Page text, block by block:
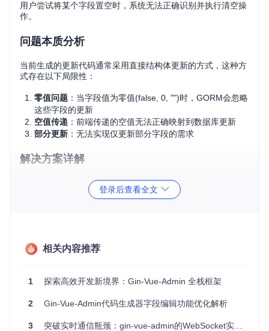
用户尝试将某个字段置空时，系统无法正确识别并执行清空操
作。
问题本质分析
当前生成的更新代码通常采用直接结构体更新的方式，这种方
式存在以下局限性：
零值问题 ：当字段值为零值(false, 0, "")时，GORM会忽略
这些字段的更新
空值传递 ：前端传递的空值无法正确映射到数据库更新
部分更新 ：无法实现仅更新部分字段的需求
解决方案详解
针对上述问题，推荐采用map结构进行数据更新，这种方式的
mapData := make ( map [ string
// 条件式添加更新字段
dealerClient.Username != nil {
    mapData[
"username"
] = dealerClient.Username
登录后查看全文
相关内容推荐
1 探索高效开发新境界：Gin-Vue-Admin 全栈框架
2 Gin-Vue-Admin代码生成器字段编辑功能优化解析
3 突破实时通信瓶颈：gin-vue-admin的WebSocket实战指南